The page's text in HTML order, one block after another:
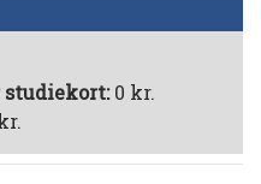
studiekort:0 kr.